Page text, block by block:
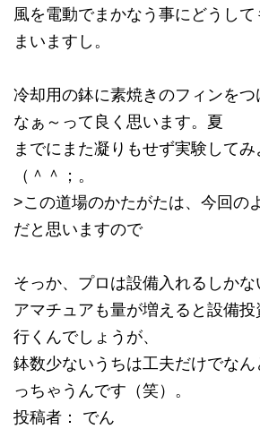
風を電動でまかなう事にどうして
まいますし。
冷却用の鉢に素焼きのフィンを
なぁ～って良く思います。夏
までにまた凝りもせず実験して
（＾＾；。
>この道場のかたがたは、今回の
だと思いますので
そっか、プロは設備入れるしかな
アマチュアも量が増えると設備
行くんでしょうが、
鉢数少ないうちは工夫だけでな
っちゃうんです（笑）。
投稿者： でん